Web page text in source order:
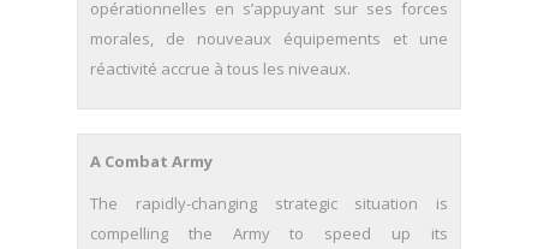
opérationnelles en s’appuyant sur ses forces
morales, de nouveaux équipements et une
réactivité accrue à tous les niveaux.
A Combat Army
The rapidly-changing strategic situation is
compelling the Army to speed up its